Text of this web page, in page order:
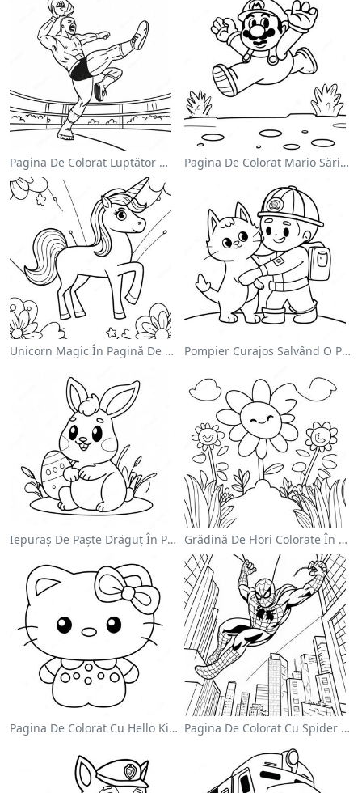
Pagina De Colorat Luptător Wwe Sărind Pe Inamic Pagina De Colorat Mario Sărind Peste Goombas
Unicorn Magic În Pagină De Colorat Cu Curcubeu Pompier Curajos Salvând O Pisică - Pagina De Colorat
Iepuraș De Paște Drăguț În Pagină De Colorat Grădină De Flori Colorate În Pagină De Colorat
Pagina De Colorat Cu Hello Kitty Drăguță Cu Fundiță Pagina De Colorat Cu Spider Man Swinging Prin Oraș